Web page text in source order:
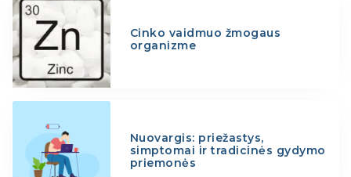
Cinko vaidmuo žmogaus
organizme
Nuovargis: priežastys,
simptomai ir tradicinės gydymo
priemonės